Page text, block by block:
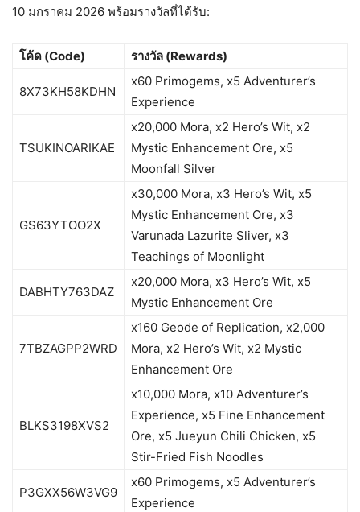
10 มกราคม 2026 พร้อมรางวัลที่ได้รับ:
โค้ด (Code) รางวัล (Rewards)
8X73KH58KDHN
x60 Primogems, x5 Adventurer’s
Experience
TSUKINOARIKAE
x20,000 Mora, x2 Hero’s Wit, x2
Mystic Enhancement Ore, x5
Moonfall Silver
GS63YTOO2X
x30,000 Mora, x3 Hero’s Wit, x5
Mystic Enhancement Ore, x3
Varunada Lazurite Sliver, x3
Teachings of Moonlight
DABHTY763DAZ
x20,000 Mora, x3 Hero’s Wit, x5
Mystic Enhancement Ore
7TBZAGPP2WRD
x160 Geode of Replication, x2,000
Mora, x2 Hero’s Wit, x2 Mystic
Enhancement Ore
BLKS3198XVS2
x10,000 Mora, x10 Adventurer’s
Experience, x5 Fine Enhancement
Ore, x5 Jueyun Chili Chicken, x5
Stir-Fried Fish Noodles
P3GXX56W3VG9
x60 Primogems, x5 Adventurer’s
Experience